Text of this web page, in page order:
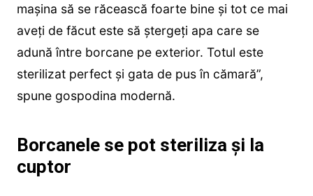
mașina să se răcească foarte bine și tot ce mai
aveți de făcut este să ștergeți apa care se
adună între borcane pe exterior. Totul este
sterilizat perfect și gata de pus în cămară”,
spune gospodina modernă.
Borcanele se pot steriliza și la
cuptor